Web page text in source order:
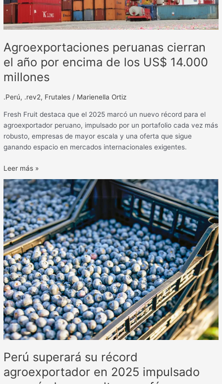
Agroexportaciones peruanas cierran
el año por encima de los US$ 14.000
millones
.Perú, .rev2, Frutales / Marienella Ortiz
Fresh Fruit destaca que el 2025 marcó un nuevo récord para el
agroexportador peruano, impulsado por un portafolio cada vez más
robusto, empresas de mayor escala y una oferta que sigue
ganando espacio en mercados internacionales exigentes.
millones
Leer más »
Perú superará su récord
agroexportador en 2025 impulsado
Perú
superará
su
récord
agroexportador
en
2025
impulsado
por
arándanos,
paltas
y
café